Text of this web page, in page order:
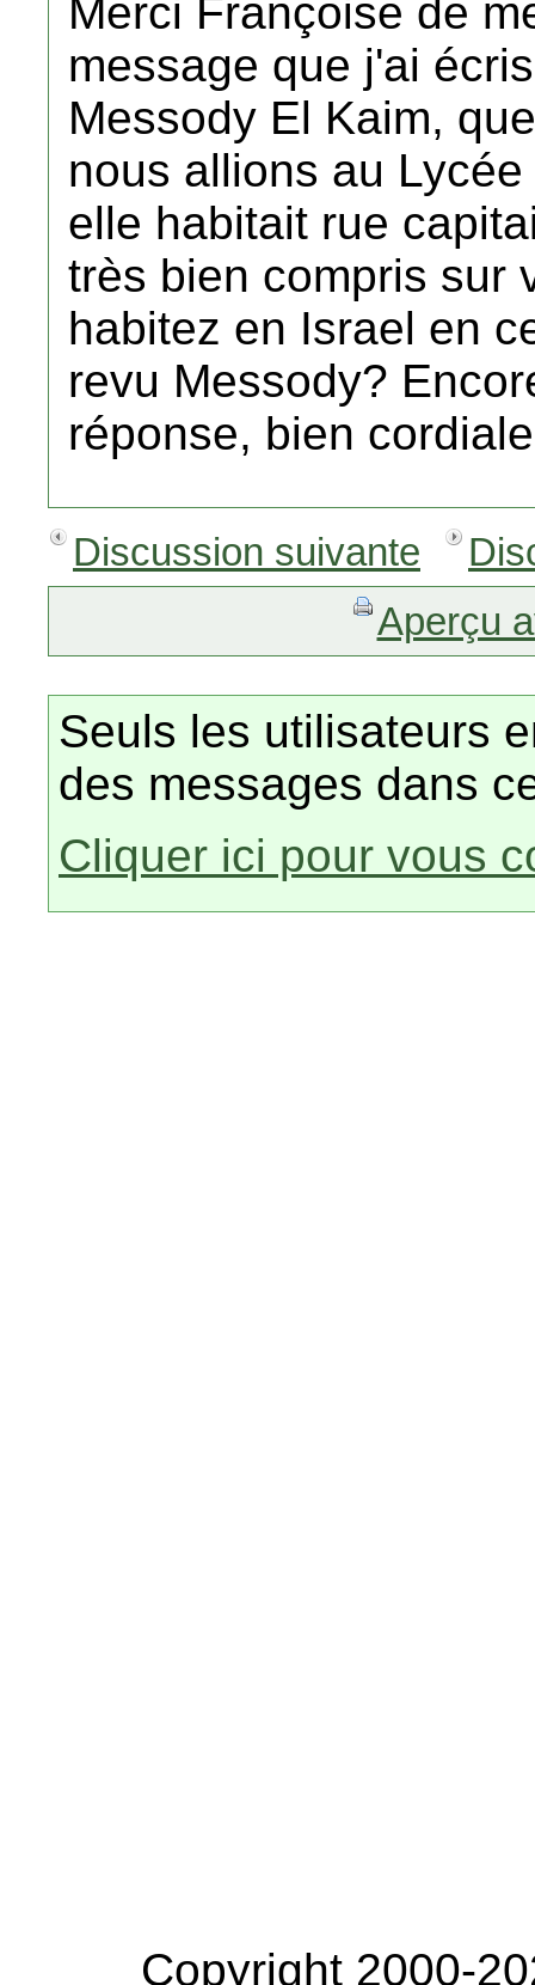
Merci Françoise de
message que j'ai
Messody El Kaim,
nous allions au
elle habitait rue
très bien compris sur
habitez en Israel en
revu Messody?
réponse, bien
Discussion suivante
Aperçu
Seuls les utilisateurs
des messages dans
Cliquer ici pour vous
Copyright 2000-